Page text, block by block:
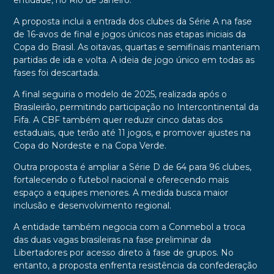
A proposta inclui a entrada dos clubes da Série A na fase
de 16-avos de final e jogos únicos nas etapas iniciais da
Copa do Brasil. As oitavas, quartas e semifinais manteriam
partidas de ida e volta. A ideia de jogo único em todas as
fases foi descartada.
A final seguiria o modelo de 2025, realizada após o
Brasileirão, permitindo participação no Intercontinental da
Fifa. A CBF também quer reduzir cinco datas dos
estaduais, que terão até 11 jogos, e promover ajustes na
Copa do Nordeste e na Copa Verde.
Outra proposta é ampliar a Série D de 64 para 96 clubes,
fortalecendo o futebol nacional e oferecendo mais
espaço a equipes menores. A medida busca maior
inclusão e desenvolvimento regional.
A entidade também negocia com a Conmebol a troca
das duas vagas brasileiras na fase preliminar da
Libertadores por acesso direto à fase de grupos. No
entanto, a proposta enfrenta resistência da confederação